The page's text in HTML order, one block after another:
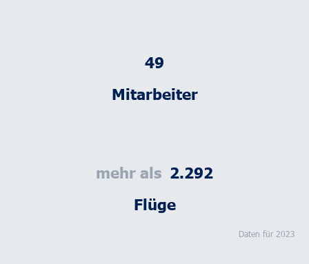
Mitarbeiter
59
Flüge
mehr als 2.809
Daten für 2023